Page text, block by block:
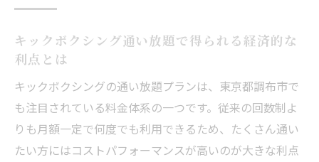
キックボクシング通い放題で得られる経済的な
利点とは
キックボクシングの通い放題プランは、東京都調布市で
も注目されている料金体系の一つです。従来の回数制よ
りも月額一定で何度でも利用できるため、たくさん通い
たい方にはコストパフォーマンスが高いのが大きな利点